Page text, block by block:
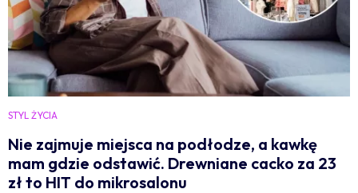
STYL ŻYCIA
Nie zajmuje miejsca na podłodze, a kawkę
mam gdzie odstawić. Drewniane cacko za 23
zł to HIT do mikrosalonu